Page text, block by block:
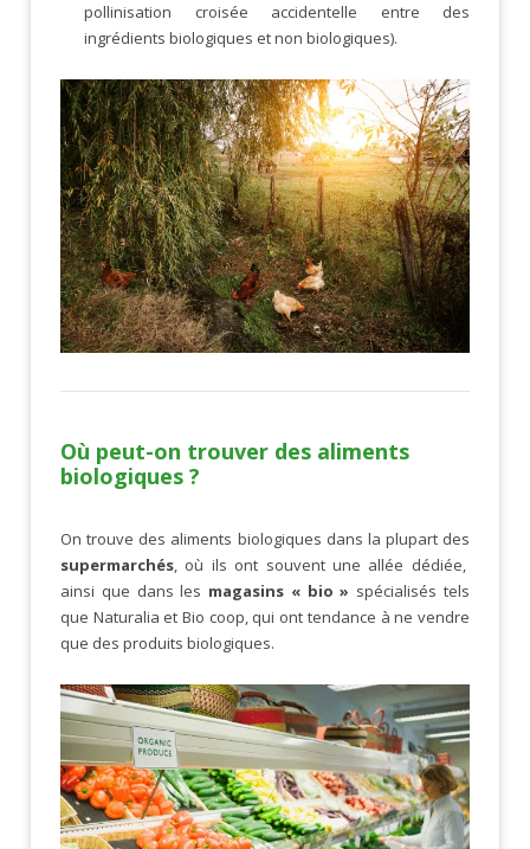
pollinisation croisée accidentelle entre des
ingrédients biologiques et non biologiques).
Où peut-on trouver des aliments
biologiques ?
On trouve des aliments biologiques dans la plupart des
supermarchés, où ils ont souvent une allée dédiée,
ainsi que dans les magasins « bio » spécialisés tels
que Naturalia et Bio coop, qui ont tendance à ne vendre
que des produits biologiques.